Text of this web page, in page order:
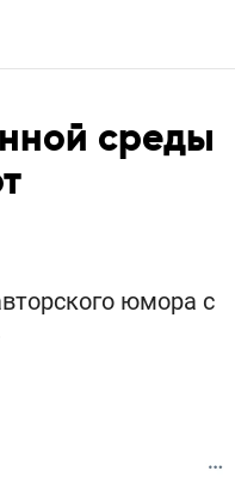
среды
юмора с